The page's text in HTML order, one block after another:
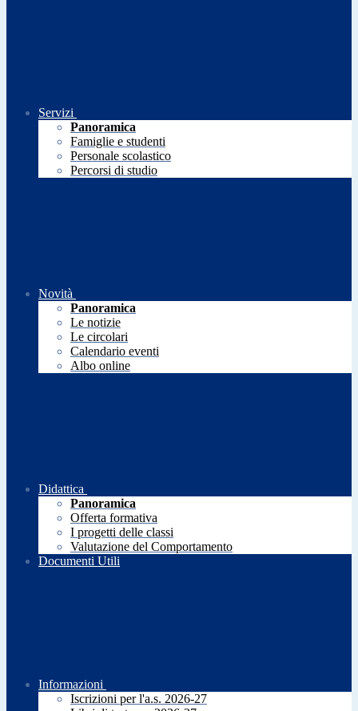
Servizi
Panoramica
Famiglie e studenti
Personale scolastico
Percorsi di studio
Novità
Panoramica
Le notizie
Le circolari
Calendario eventi
Albo online
Didattica
Panoramica
Offerta formativa
I progetti delle classi
Valutazione del Comportamento
Documenti Utili
Informazioni
Iscrizioni per l'a.s. 2026-27